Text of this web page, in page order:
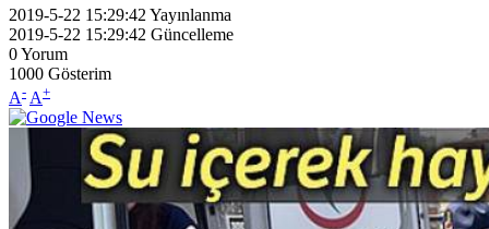
2019-5-22 15:29:42 Yayınlanma
2019-5-22 15:29:42 Güncelleme
0Yorum
1000 Gösterim
A- A+